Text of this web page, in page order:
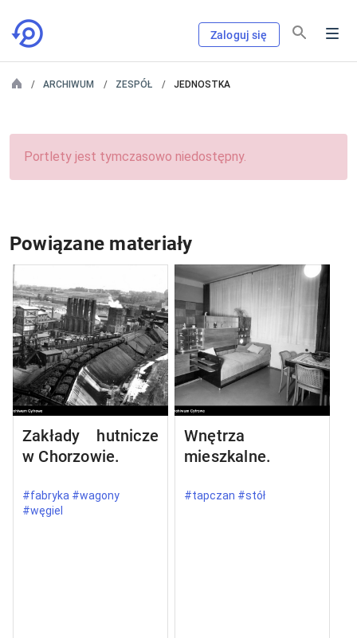
Zaloguj się
ARCHIWUM ZESPÓŁ JEDNOSTKA
Portlety jest tymczasowo niedostępny.
Powiązane materiały
Zakłady hutnicze
w Chorzowie.
#fabryka #wagony
#węgiel
Wnętrza
mieszkalne.
#tapczan #stół